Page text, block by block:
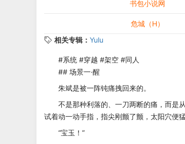
书包小说网
危城（H）
相关专辑： Yulu
#系统 #穿越 #架空 #同人
## 场景一·醒
朱斌是被一阵钝痛拽回来的。
不是那种利落的、一刀两断的痛，而是从
试着动一动手指，指尖刚颤了颤，太阳穴便
“宝玉！”